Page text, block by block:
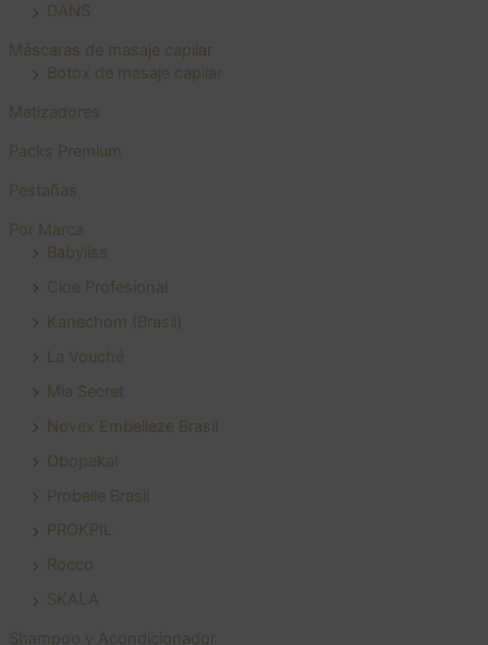
DANS
Máscaras de masaje capilar
Botox de masaje capilar
Matizadores
Packs Premium
Pestañas
Por Marca
Babyliss
Cloe Profesional
Kanechom (Brasil)
La Vouché
Mia Secret
Novex Embelleze Brasil
Obopekal
Probelle Brasil
PROKPIL
Rocco
SKALA
Shampoo y Acondicionador